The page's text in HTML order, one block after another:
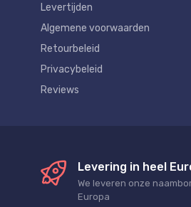
Levertijden
Algemene voorwaarden
Retourbeleid
Privacybeleid
Reviews
Levering in heel
We leveren onze
Europa